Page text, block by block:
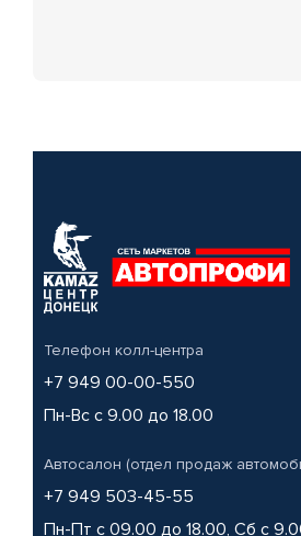
Телефон колл-центра
+7 949 00-00-550
Пн-Вс с 9.00 до 18.00
Автосалон (отдел продаж
+7 949 503-45-55
Пн-Пт с 09.00 до 18.00, Сб с